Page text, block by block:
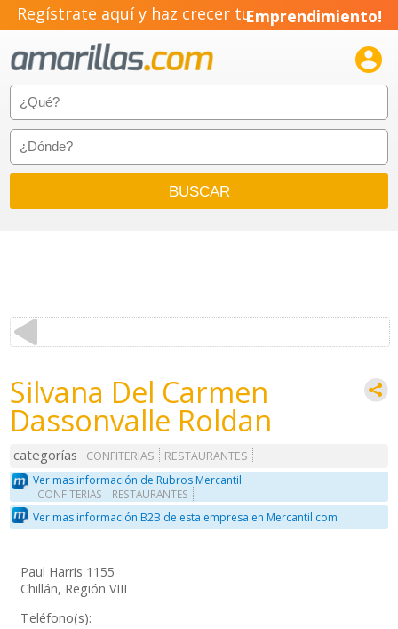
Regístrate aquí y haz crecer tuEmprendimiento!

Silvana Del Carmen
Dassonvalle Roldan
categorías CONFITERIAS
RESTAURANTES
Ver mas información de Rubros Mercantil
CONFITERIAS RESTAURANTES
Ver mas información B2B de esta empresa en Mercantil.com
Paul Harris 1155
Chillán, Región VIII
Teléfono(s):